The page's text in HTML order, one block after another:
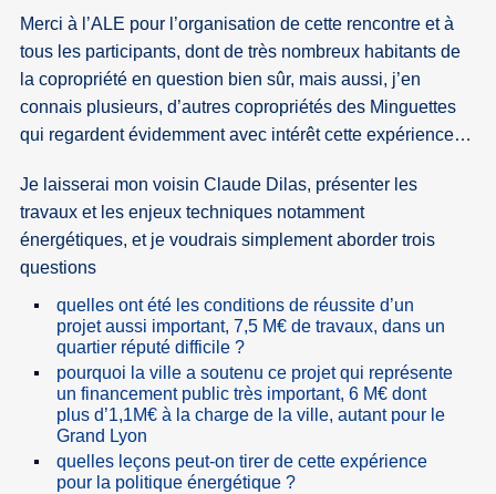
Merci à l’ALE pour l’organisation de cette rencontre et à
tous les participants, dont de très nombreux habitants de
la copropriété en question bien sûr, mais aussi, j’en
connais plusieurs, d’autres copropriétés des Minguettes
qui regardent évidemment avec intérêt cette expérience…
Je laisserai mon voisin Claude Dilas, présenter les
travaux et les enjeux techniques notamment
énergétiques, et je voudrais simplement aborder trois
questions
quelles ont été les conditions de réussite d’un
projet aussi important, 7,5 M€ de travaux, dans un
quartier réputé difficile ?
pourquoi la ville a soutenu ce projet qui représente
un financement public très important, 6 M€ dont
plus d’1,1M€ à la charge de la ville, autant pour le
Grand Lyon
quelles leçons peut-on tirer de cette expérience
pour la politique énergétique ?